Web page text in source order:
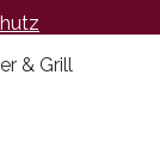
& Grill